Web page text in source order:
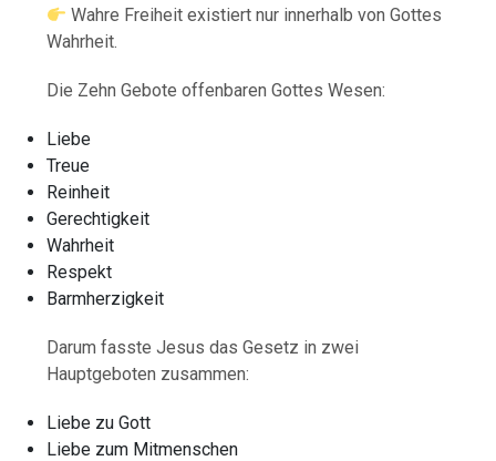
Wahre Freiheit existiert nur innerhalb von Gottes
Wahrheit.
Die Zehn Gebote offenbaren Gottes Wesen:
Liebe
Treue
Reinheit
Gerechtigkeit
Wahrheit
Respekt
Barmherzigkeit
Darum fasste Jesus das Gesetz in zwei
Hauptgeboten zusammen:
Liebe zu Gott
Liebe zum Mitmenschen